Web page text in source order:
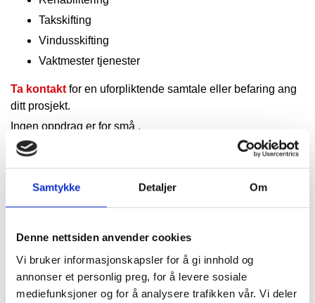
Samtykke Detaljer Om
Denne nettsiden anvender cookies
Vi bruker informasjonskapsler for å gi innhold og
annonser et personlig preg, for å levere sosiale
mediefunksjoner og for å analysere trafikken vår. Vi deler
Takskifting
Vindusskifting
Vaktmester tjenester
Ta kontakt for en uforpliktende samtale eller befaring ang
ditt prosjekt.
Ingen oppdrag er for små .